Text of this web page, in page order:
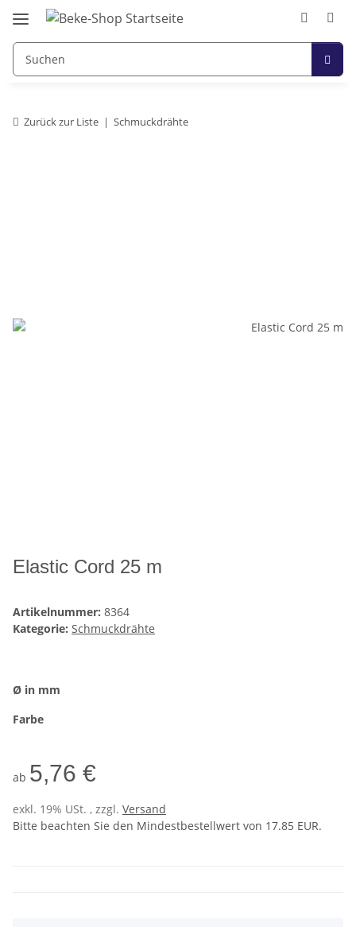
Zurück zur Liste Schmuckdrähte
Elastic Cord 25 m
Artikelnummer: 8364
Kategorie: Schmuckdrähte
Ø in mm
Farbe
ab 5,76 €
exkl. 19% USt. , zzgl. Versand
Bitte beachten Sie den Mindestbestellwert von 17.85 EUR.